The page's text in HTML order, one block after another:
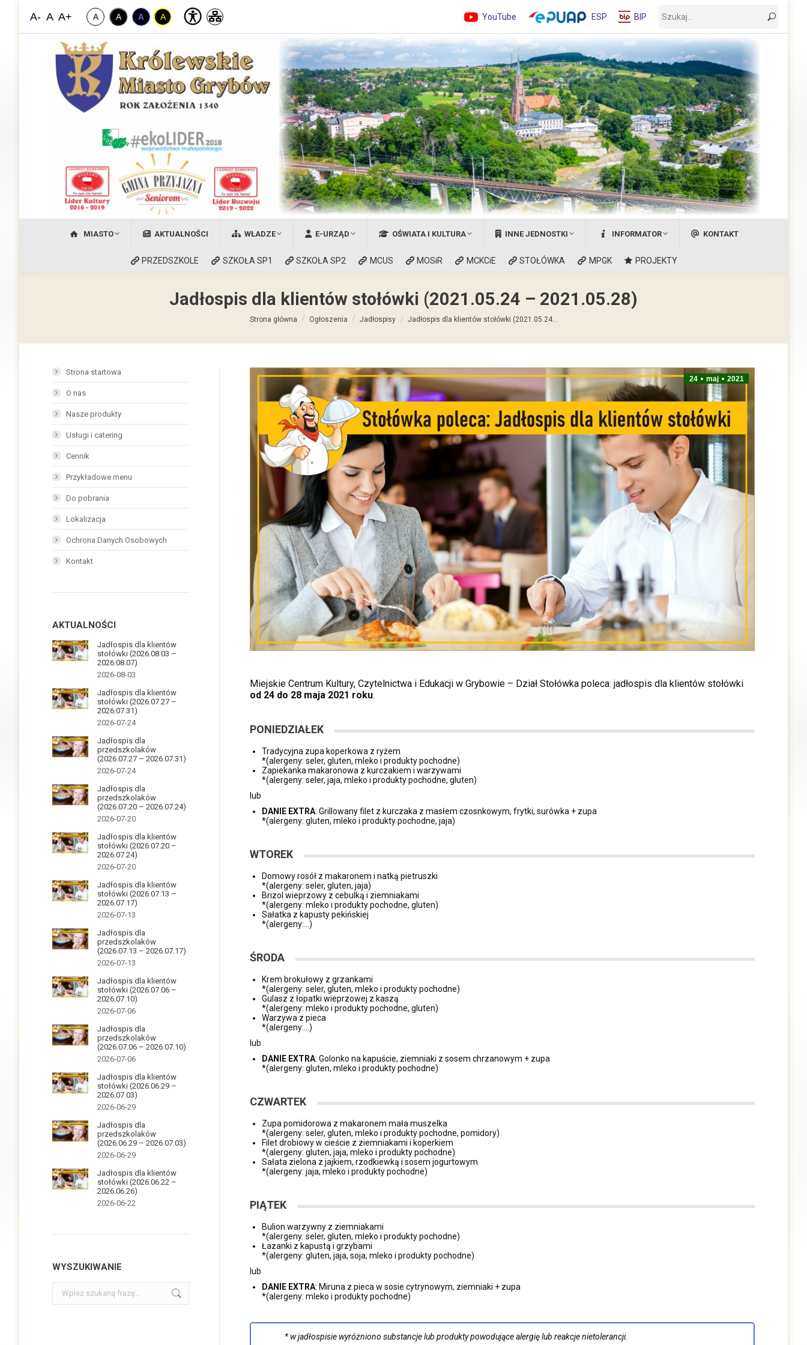
A+
A
A- A A A A YouTube ESP BIP
MIASTO AKTUALNOŚCI WŁADZE E-URZĄD OŚWIATA I KULTURA INNE JEDNOSTKI INFORMATOR KONTAKT
PRZEDSZKOLE SZKOŁA SP1 SZKOŁA SP2 MCUS MOSiR MCKCiE STOŁÓWKA MPGK PROJEKTY
Jadłospis dla klientów stołówki (2021.05.24 – 2021.05.28)
Jesteś tutaj:
Strona główna Ogłoszenia Jadłospisy Jadłospis dla klientów stołówki (2021.05.24…
maj
24 2021
Miejskie Centrum Kultury, Czytelnictwa i Edukacji w Grybowie – Dział Stołówka poleca: jadłospis dla klientów stołówki
od 24 do 28 maja 2021 roku.
PONIEDZIAŁEK
Tradycyjna zupa koperkowa z ryżem
*(alergeny: seler, gluten, mleko i produkty pochodne)
Zapiekanka makaronowa z kurczakiem i warzywami
*(alergeny: seler, jaja, mleko i produkty pochodne, gluten)
lub
DANIE EXTRA: Grillowany filet z kurczaka z masłem czosnkowym, frytki, surówka + zupa
*(alergeny: gluten, mleko i produkty pochodne, jaja)
WTOREK
Domowy rosół z makaronem i natką pietruszki
*(alergeny: seler, gluten, jaja)
Brizol wieprzowy z cebulką i ziemniakami
*(alergeny: mleko i produkty pochodne, gluten)
Sałatka z kapusty pekińskiej
*(alergeny:…)
ŚRODA
Krem brokułowy z grzankami
*(alergeny: seler, gluten, mleko i produkty pochodne)
Gulasz z łopatki wieprzowej z kaszą
*(alergeny: mleko i produkty pochodne, gluten)
Warzywa z pieca
*(alergeny:…)
lub
DANIE EXTRA: Golonko na kapuście, ziemniaki z sosem chrzanowym + zupa
*(alergeny: gluten, mleko i produkty pochodne)
CZWARTEK
Zupa pomidorowa z makaronem mała muszelka
*(alergeny: seler, gluten, mleko i produkty pochodne, pomidory)
Filet drobiowy w cieście z ziemniakami i koperkiem
*(alergeny: gluten, jaja, mleko i produkty pochodne)
Sałata zielona z jajkiem, rzodkiewką i sosem jogurtowym
*(alergeny: jaja, mleko i produkty pochodne)
PIĄTEK
Bulion warzywny z ziemniakami
*(alergeny: seler, gluten, mleko i produkty pochodne)
Łazanki z kapustą i grzybami
*(alergeny: gluten, jaja, soja, mleko i produkty pochodne)
lub
DANIE EXTRA: Miruna z pieca w sosie cytrynowym, ziemniaki + zupa
*(alergeny: mleko i produkty pochodne)
* w jadłospisie wyróżniono substancje lub produkty powodujące alergię lub reakcje nietolerancji.
Strona startowa
O nas
Nasze produkty
Usługi i catering
Cennik
Przykładowe menu
Do pobrania
Lokalizacja
Ochrona Danych Osobowych
Kontakt
AKTUALNOŚCI
Jadłospis dla klientów
stołówki (2026.08.03 –
2026.08.07)
2026-08-03
Jadłospis dla klientów
stołówki (2026.07.27 –
2026.07.31)
2026-07-24
Jadłospis dla
przedszkolaków
(2026.07.27 – 2026.07.31)
2026-07-24
Jadłospis dla
przedszkolaków
(2026.07.20 – 2026.07.24)
2026-07-20
Jadłospis dla klientów
stołówki (2026.07.20 –
2026.07.24)
2026-07-20
Jadłospis dla klientów
stołówki (2026.07.13 –
2026.07.17)
2026-07-13
Jadłospis dla
przedszkolaków
(2026.07.13 – 2026.07.17)
2026-07-13
Jadłospis dla klientów
stołówki (2026.07.06 –
2026.07.10)
2026-07-06
Jadłospis dla
przedszkolaków
(2026.07.06 – 2026.07.10)
2026-07-06
Jadłospis dla klientów
stołówki (2026.06.29 –
2026.07.03)
2026-06-29
Jadłospis dla
przedszkolaków
(2026.06.29 – 2026.07.03)
2026-06-29
Jadłospis dla klientów
stołówki (2026.06.22 –
2026.06.26)
2026-06-22
WYSZUKIWANIE
Szukaj: